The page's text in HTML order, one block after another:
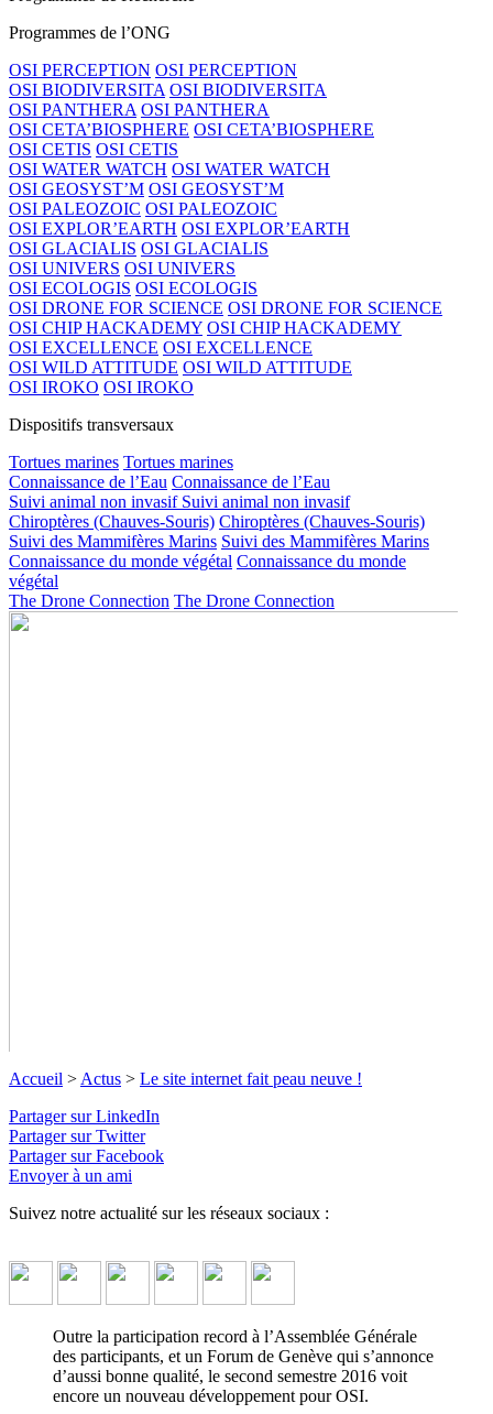
Programmes de l’ONG
OSI PERCEPTION OSI PERCEPTION
OSI BIODIVERSITA OSI BIODIVERSITA
OSI PANTHERA OSI PANTHERA
OSI CETA’BIOSPHERE OSI CETA’BIOSPHERE
OSI CETIS OSI CETIS
OSI WATER WATCH OSI WATER WATCH
OSI GEOSYST’M OSI GEOSYST’M
OSI PALEOZOIC OSI PALEOZOIC
OSI EXPLOR’EARTH OSI EXPLOR’EARTH
OSI GLACIALIS OSI GLACIALIS
OSI UNIVERS OSI UNIVERS
OSI ECOLOGIS OSI ECOLOGIS
OSI DRONE FOR SCIENCE OSI DRONE FOR SCIENCE
OSI CHIP HACKADEMY OSI CHIP HACKADEMY
OSI EXCELLENCE OSI EXCELLENCE
OSI WILD ATTITUDE OSI WILD ATTITUDE
OSI IROKO OSI IROKO
Dispositifs transversaux
Tortues marines Tortues marines
Connaissance de l’Eau Connaissance de l’Eau
Suivi animal non invasif Suivi animal non invasif
Chiroptères (Chauves-Souris) Chiroptères (Chauves-Souris)
Suivi des Mammifères Marins Suivi des Mammifères Marins
Connaissance du monde végétal Connaissance du monde
végétal
The Drone Connection The Drone Connection
Le site internet fait peau neuve !
Objectif Sciences International s'apprête à démarer la nouvelle
Accueil > Actus > Le site internet fait peau neuve !
Partager sur LinkedIn
Partager sur Twitter
Partager sur Facebook
Envoyer à un ami
Suivez notre actualité sur les réseaux sociaux :
Outre la participation record à l’Assemblée Générale
des participants, et un Forum de Genève qui s’annonce
d’aussi bonne qualité, le second semestre 2016 voit
encore un nouveau développement pour OSI.